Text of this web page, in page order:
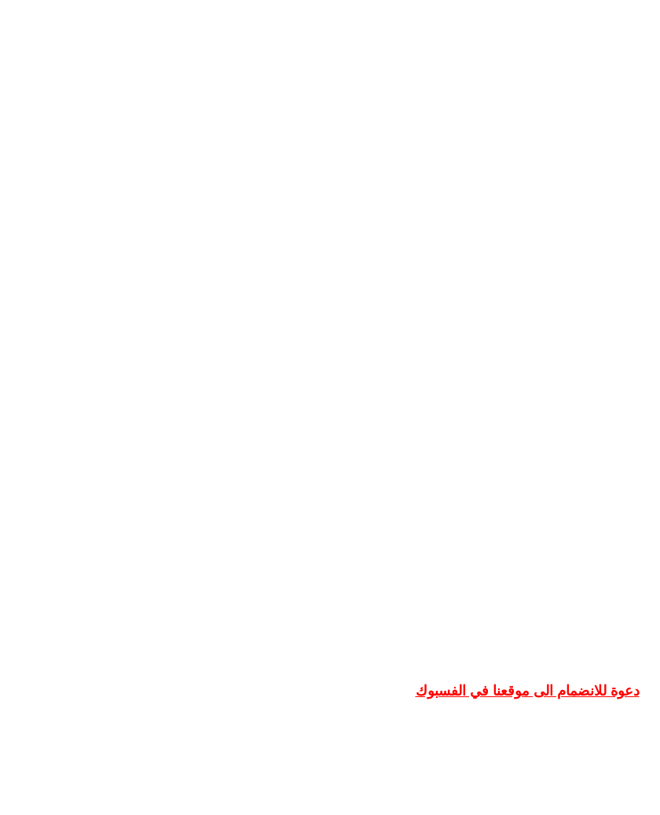
دعوة للانضمام الى موقعنا في الفسبوك